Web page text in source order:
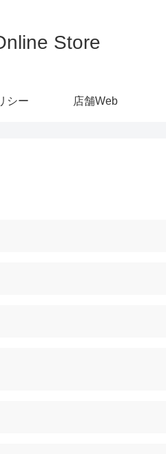
Store
シー 店舗Web